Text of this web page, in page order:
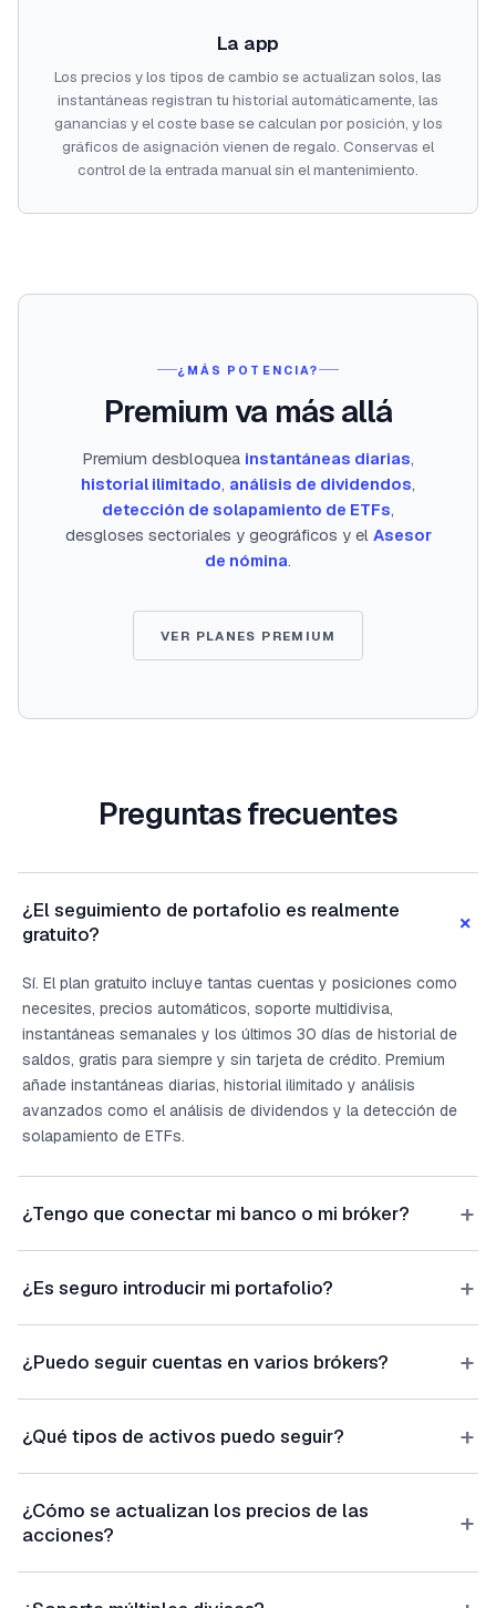
La app
Los precios y los tipos de cambio se actualizan solos, las
instantáneas registran tu historial automáticamente, las
ganancias y el coste base se calculan por posición, y los
gráficos de asignación vienen de regalo. Conservas el
control de la entrada manual sin el mantenimiento.
¿MÁS POTENCIA?
Premium va más allá
Premium desbloquea instantáneas diarias,
historial ilimitado, análisis de dividendos,
detección de solapamiento de ETFs,
desgloses sectoriales y geográficos y el Asesor
de nómina.
VER PLANES PREMIUM
Preguntas frecuentes
¿El seguimiento de portafolio es realmente
gratuito?
+
Sí. El plan gratuito incluye tantas cuentas y posiciones como
necesites, precios automáticos, soporte multidivisa,
instantáneas semanales y los últimos 30 días de historial de
saldos, gratis para siempre y sin tarjeta de crédito. Premium
añade instantáneas diarias, historial ilimitado y análisis
avanzados como el análisis de dividendos y la detección de
solapamiento de ETFs.
¿Tengo que conectar mi banco o mi bróker? +
¿Es seguro introducir mi portafolio? +
¿Puedo seguir cuentas en varios brókers? +
¿Qué tipos de activos puedo seguir? +
¿Cómo se actualizan los precios de las
acciones?
+